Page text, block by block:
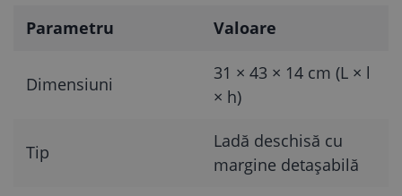
Parametru Valoare
Dimensiuni
31 × 43 × 14 cm (L × l
× h)
Tip
Ladă deschisă cu
margine detașabilă